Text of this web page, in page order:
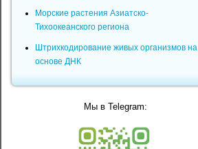
Морские растения Азиатско-
Тихоокеанского региона
Штрихкодирование живых организмов на
основе ДНК
Мы в Telegram: